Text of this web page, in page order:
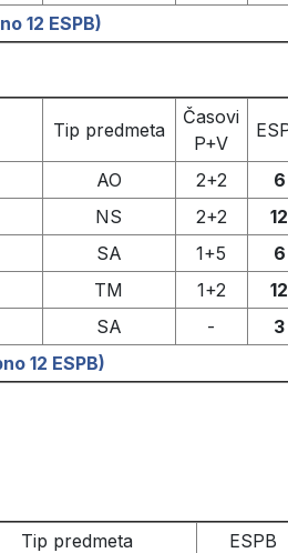
12 ESPB)
Tip predmeta
Časovi
P+V
AO 2+2
6
NS 2+2
12
SA 1+5
6
TM 1+2
12
SA -
3
12 ESPB)
Tip predmeta
ESPB